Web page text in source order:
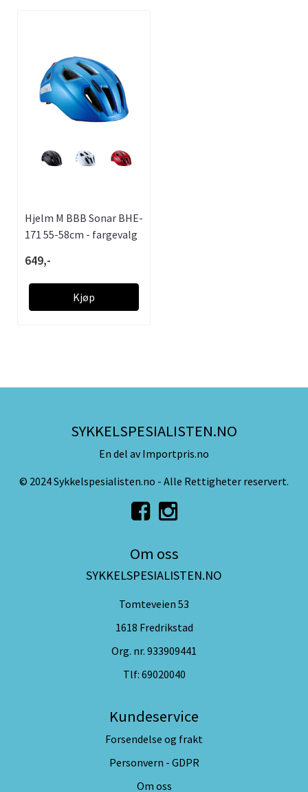
Hjelm M BBB Sonar BHE-
171 55-58cm - fargevalg
649,-
Kjøp
SYKKELSPESIALISTEN.NO
En del av Importpris.no
© 2024 Sykkelspesialisten.no - Alle Rettigheter reservert.
Om oss
SYKKELSPESIALISTEN.NO
Tomteveien 53
1618 Fredrikstad
Org. nr. 933909441
Tlf: 69020040
Kundeservice
Forsendelse og frakt
Personvern - GDPR
Om oss